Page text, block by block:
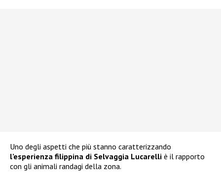
Uno degli aspetti che più stanno caratterizzando
l’esperienza filippina di Selvaggia Lucarelli è il rapporto
con gli animali randagi della zona.